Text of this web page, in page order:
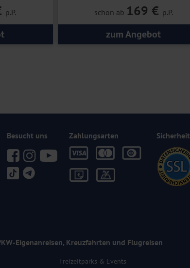
p.P. schon ab 169 € p.P.
zum Angebot
Besucht uns Zahlungsarten Sicherheit
Eigenanreisen, Kreuzfahrten und Flugreisen
Freizeitparks & Events